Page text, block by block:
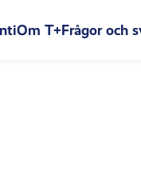
Om T+Frågor och